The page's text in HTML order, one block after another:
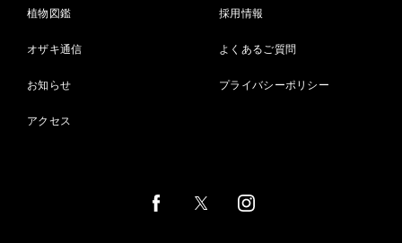
植物図鑑
オザキ通信
お知らせ
アクセス
採用情報
よくあるご質問
プライバシーポリシー